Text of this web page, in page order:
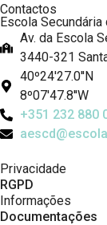
Contactos
Escola
Av. da Escola
3440-321
40º24'27.0''N
8º07'47.8''W
+351 232 880
Privacidade
RGPD
Informações
Documentações